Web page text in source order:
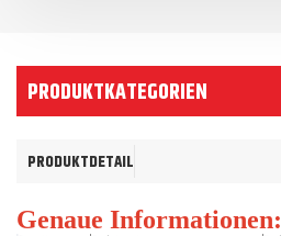
PRODUKTKATEGORIEN
PRODUKTDETAIL
Genaue Informationen: